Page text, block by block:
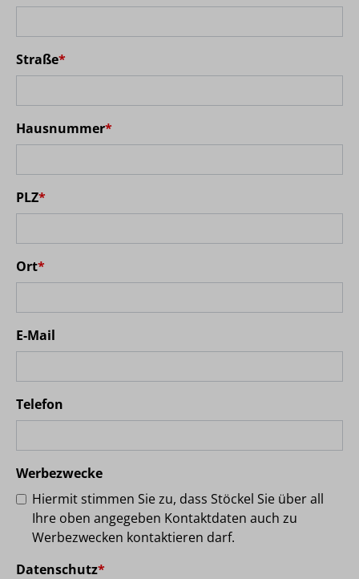
Straße*
Hausnummer*
PLZ*
Ort*
E-Mail
Telefon
Werbezwecke
Hiermit stimmen Sie zu, dass Stöckel Sie über all
Ihre oben angegeben Kontaktdaten auch zu
Werbezwecken kontaktieren darf.
Datenschutz*